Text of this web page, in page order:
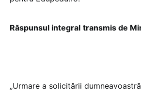
Răspunsul integral transmis de
„Urmare a solicitării